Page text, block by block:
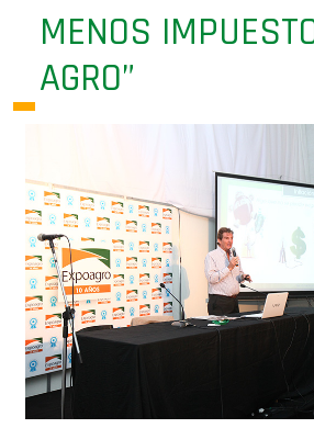
MENOS
AGRO”